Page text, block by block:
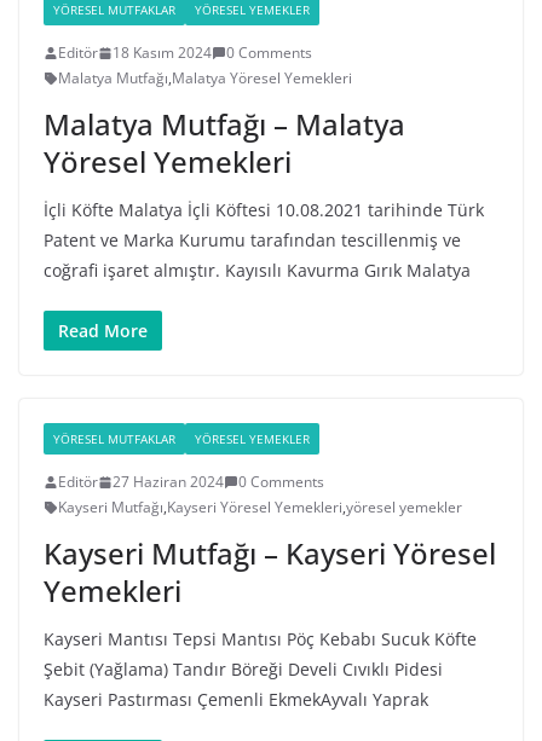
YÖRESEL MUTFAKLAR YÖRESEL YEMEKLER
Editör 18 Kasım 2024
0 Comments
Malatya Mutfağı,Malatya Yöresel Yemekleri
Malatya Mutfağı – Malatya
Yöresel Yemekleri
İçli Köfte Malatya İçli Köftesi 10.08.2021 tarihinde Türk
Patent ve Marka Kurumu tarafından tescillenmiş ve
coğrafi işaret almıştır. Kayısılı Kavurma Gırık Malatya
Read More
YÖRESEL MUTFAKLAR YÖRESEL YEMEKLER
Editör 27 Haziran 2024
0 Comments
Kayseri Mutfağı,Kayseri Yöresel Yemekleri,yöresel yemekler
Kayseri Mutfağı – Kayseri Yöresel
Yemekleri
Kayseri Mantısı Tepsi Mantısı Pöç Kebabı Sucuk Köfte
Şebit (Yağlama) Tandır Böreği Develi Cıvıklı Pidesi
Kayseri Pastırması Çemenli EkmekAyvalı Yaprak